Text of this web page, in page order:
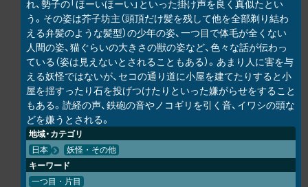
れ、勢子の「ほーいほーい」といった掛け声を良く真似たとい
う。その姿は芥子坊主（頭頂だけ髪を残して他を全部剃り結わ
える弁髪のような髪型）の少年の姿、一つ目で体毛が全くない
人間の姿、猫ぐらいの大きさの獣の姿など、色々な話が伝わっ
ている（姿は見えないとされることもある）。あまり人に害を与
える妖怪ではないが、セコの通り道に小屋を建てたりすると小
屋を揺すったり石を投げつけたりといった嫌がらせをすること
もある。読経の声、鉄砲の音やノコギリを引く音、イワシの頭な
どを嫌うとされる。
地域・カテゴリ
日本 妖怪・その他
キーワード
一つ目・片目